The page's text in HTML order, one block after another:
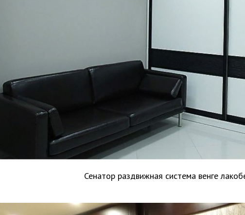
Сенатор раздвижная система венге